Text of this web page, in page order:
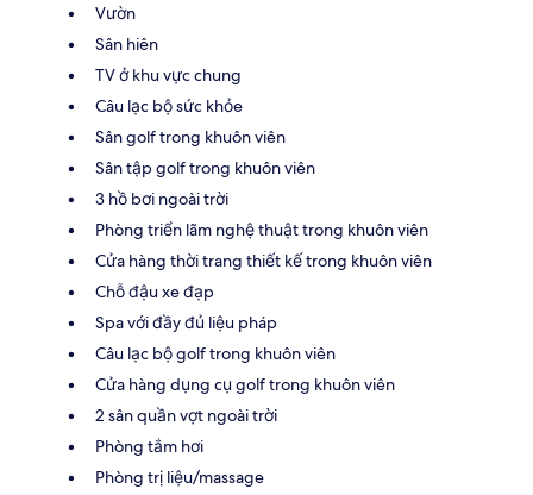
Vườn
Sân hiên
TV ở khu vực chung
Câu lạc bộ sức khỏe
Sân golf trong khuôn viên
Sân tập golf trong khuôn viên
3 hồ bơi ngoài trời
Phòng triển lãm nghệ thuật trong khuôn viên
Cửa hàng thời trang thiết kế trong khuôn viên
Chỗ đậu xe đạp
Spa với đầy đủ liệu pháp
Câu lạc bộ golf trong khuôn viên
Cửa hàng dụng cụ golf trong khuôn viên
2 sân quần vợt ngoài trời
Phòng tắm hơi
Phòng trị liệu/massage